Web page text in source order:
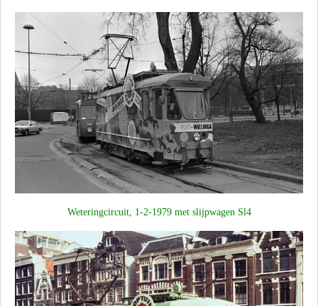
Weteringcircuit, 1-2-1979 met slijpwagen Sl4